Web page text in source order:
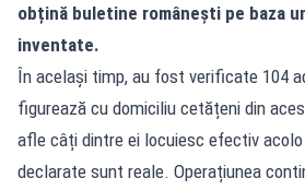
obțină buletine românești pe baza
inventate.
În același timp, au fost verificate 104
figurează cu domiciliu cetățeni din
afle câți dintre ei locuiesc efectiv
declarate sunt reale. Operațiunea